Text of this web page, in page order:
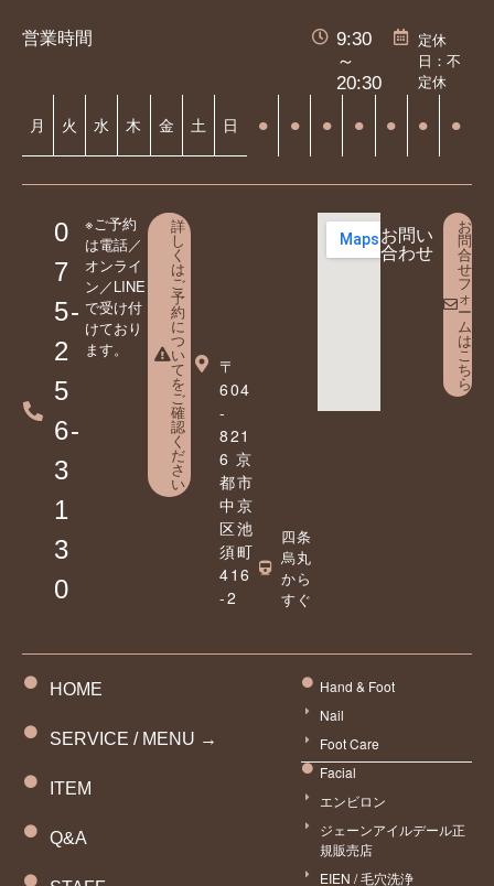
営業時間
9:30
～
20:30
定休
日：不
定休
月 火 水 木 金 土 日 ⚫︎ ⚫︎ ⚫︎ ⚫︎ ⚫︎ ⚫︎ ⚫︎
0
7
5-
2
5
6-
3
1
3
0
※ご予約
は電話／
オンライ
ン／LINE
で受け付
けており
ます。
詳
し
く
は
ご
予
約
に
つ
い
て
を
ご
確
認
く
だ
さ
い
〒
604
-
821
6 京
都市
中京
区池
須町
416
-2
四条
烏丸
から
すぐ
お問い
合わせ
お
問
合
せ
フ
ォ
ー
ム
は
こ
ち
ら
HOME
SERVICE / MENU →
ITEM
Q&A
Hand & Foot
Nail
Foot Care
Facial
エンビロン
ジェーンアイルデール正
規販売店
EIEN / 毛穴洗浄